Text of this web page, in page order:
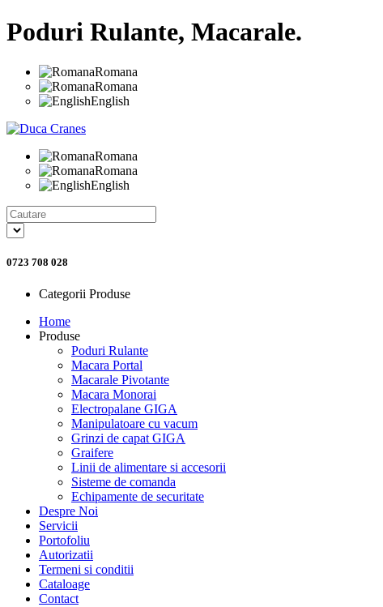
Poduri Rulante, Macarale.
Romana
Romana
English
Romana
Romana
English
0723 708 028
Categorii Produse
Home
Produse
Poduri Rulante
Macara Portal
Macarale Pivotante
Macara Monorai
Electropalane GIGA
Manipulatoare cu vacum
Grinzi de capat GIGA
Graifere
Linii de alimentare si accesorii
Sisteme de comanda
Echipamente de securitate
Despre Noi
Servicii
Portofoliu
Autorizatii
Termeni si conditii
Cataloage
Contact